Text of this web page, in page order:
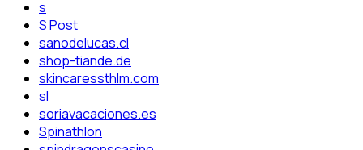
s
S Post
sanodelucas.cl
shop-tiande.de
skincaressthlm.com
sl
soriavacaciones.es
Spinathlon